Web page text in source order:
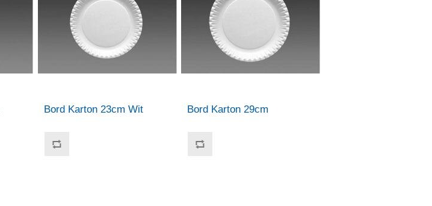
Bord Karton 23cm Wit Bord Karton 29cm